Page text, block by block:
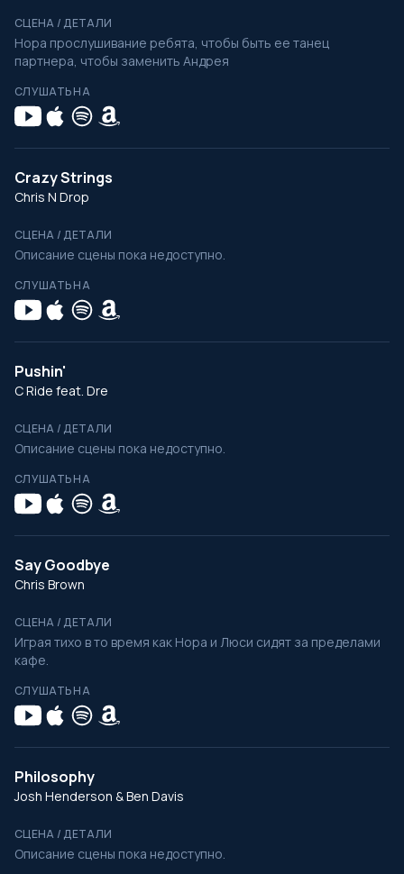
СЦЕНА / ДЕТАЛИ
Нора прослушивание ребята, чтобы быть ее танец
партнера, чтобы заменить Андрея
СЛУШАТЬ НА
Crazy Strings
Chris N Drop
СЦЕНА / ДЕТАЛИ
Описание сцены пока недоступно.
СЛУШАТЬ НА
Pushin'
C Ride feat. Dre
СЦЕНА / ДЕТАЛИ
Описание сцены пока недоступно.
СЛУШАТЬ НА
Say Goodbye
Chris Brown
СЦЕНА / ДЕТАЛИ
Играя тихо в то время как Нора и Люси сидят за пределами
кафе.
СЛУШАТЬ НА
Philosophy
Josh Henderson & Ben Davis
СЦЕНА / ДЕТАЛИ
Описание сцены пока недоступно.